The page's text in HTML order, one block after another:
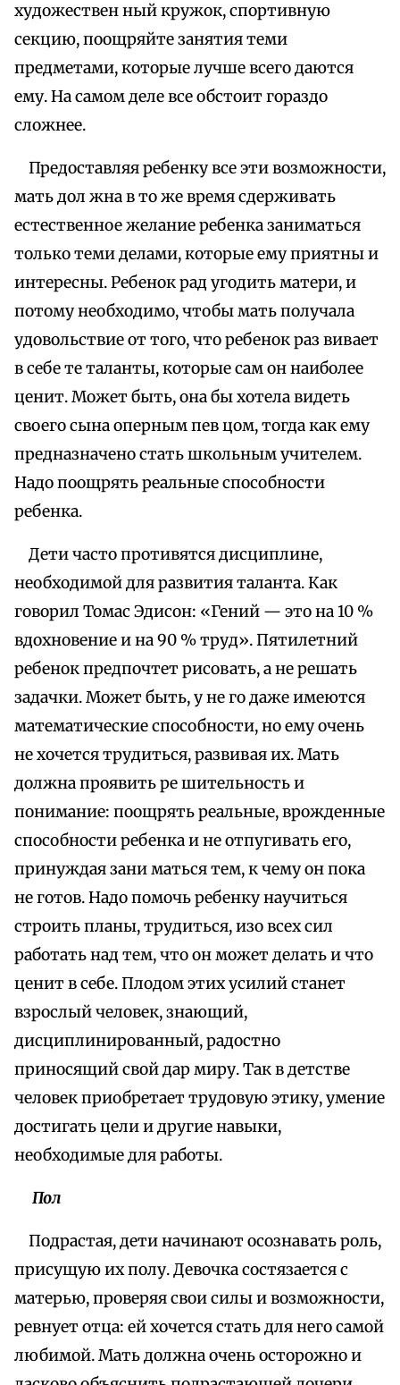
художествен ный кружок, спортивную
секцию, поощряйте занятия теми
предметами, которые лучше всего даются
ему. На самом деле все обстоит гораздо
сложнее.
Предоставляя ребенку все эти возможности,
мать дол жна в то же время сдерживать
естественное желание ребенка заниматься
только теми делами, которые ему приятны и
интересны. Ребенок рад угодить матери, и
потому необходимо, чтобы мать получала
удовольствие от того, что ребенок раз вивает
в себе те таланты, которые сам он наиболее
ценит. Может быть, она бы хотела видеть
своего сына оперным пев цом, тогда как ему
предназначено стать школьным учителем.
Надо поощрять реальные способности
ребенка.
Дети часто противятся дисциплине,
необходимой для развития таланта. Как
говорил Томас Эдисон: «Гений — это на 10 %
вдохновение и на 90 % труд». Пятилетний
ребенок предпочтет рисовать, а не решать
задачки. Может быть, у не го даже имеются
математические способности, но ему очень
не хочется трудиться, развивая их. Мать
должна проявить ре шительность и
понимание: поощрять реальные, врожденные
способности ребенка и не отпугивать его,
принуждая зани маться тем, к чему он пока
не готов. Надо помочь ребенку научиться
строить планы, трудиться, изо всех сил
работать над тем, что он может делать и что
ценит в себе. Плодом этих усилий станет
взрослый человек, знающий,
дисциплинированный, радостно
приносящий свой дар миру. Так в детстве
человек приобретает трудовую этику, умение
достигать цели и другие навыки,
необходимые для работы.
Пол
Подрастая, дети начинают осознавать роль,
присущую их полу. Девочка состязается с
матерью, проверяя свои силы и возможности,
ревнует отца: ей хочется стать для него самой
любимой. Мать должна очень осторожно и